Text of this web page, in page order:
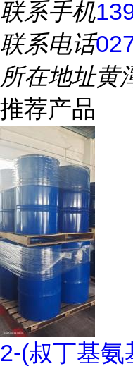
联系手机
联系电话
所在地址黄
推荐产品
2-(叔丁基氨